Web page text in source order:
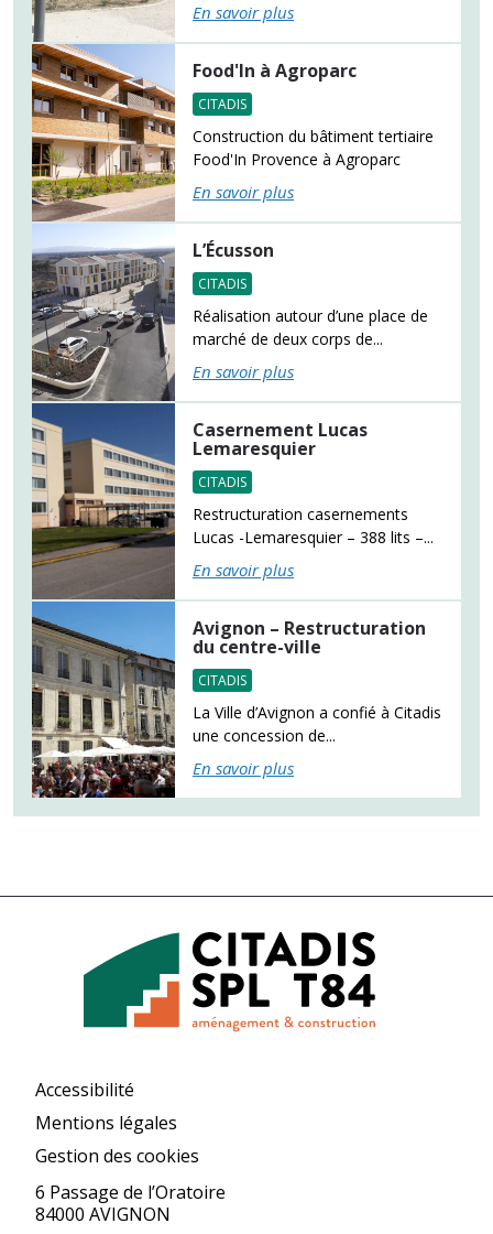
En savoir plus
Food'In à Agroparc
CITADIS
Construction du bâtiment tertiaire
Food'In Provence à Agroparc
En savoir plus
L’Écusson
CITADIS
Réalisation autour d’une place de
marché de deux corps de...
En savoir plus
Casernement Lucas
Lemaresquier
CITADIS
Restructuration casernements
Lucas -Lemaresquier – 388 lits –...
En savoir plus
Avignon – Restructuration
du centre-ville
CITADIS
La Ville d’Avignon a confié à Citadis
une concession de...
En savoir plus
Accessibilité
Mentions légales
Gestion des cookies
6 Passage de l’Oratoire
84000 AVIGNON